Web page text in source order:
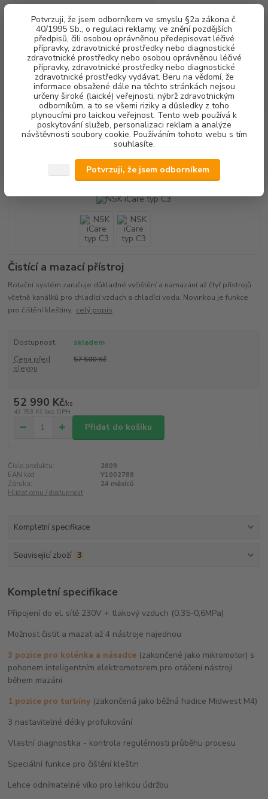
Potvrzuji, že jsem odborníkem ve smyslu §2a zákona č.
40/1995 Sb., o regulaci reklamy, ve znění pozdějších
předpisů, čili osobou oprávněnou předepisovat léčivé
přípravky, zdravotnické prostředky nebo diagnostické
zdravotnické prostředky nebo osobou oprávněnou léčivé
přípravky, zdravotnické prostředky nebo diagnostické
zdravotnické prostředky vydávat. Beru na vědomí, že
informace obsažené dále na těchto stránkách nejsou
určeny široké (laické) veřejnosti, nýbrž zdravotnickým
odborníkům, a to se všemi riziky a důsledky z toho
plynoucími pro laickou veřejnost. Tento web používá k
poskytování služeb, personalizaci reklam a analýze
návštěvnosti soubory cookie. Používáním tohoto webu s tím
souhlasíte.
Potvrzuji, že jsem odborníkem
Menu
CZK
Hledat
(Po-Pá, 8-16 hod.)
za0,00 Kč
PŘÍSTROJOVÉ VYBAVENÍ NSK iCare typ C3
NSK iCare typ C3
Čistící a mazací přístroj
Rotační systém zaručuje důkladné vyčištění a namazání až čtyř přístrojů
včetně kanálků pro chladící vzduch a chladící vodu. Novinkou je funkce
pro čištění kleštiny. celý popis
Dostupnost
skladem
Cena před
slevou
57 500 Kč
52 990 Kč/ks
43 793 Kč bez DPH
Přidat do košíku
Číslo produktu:
2609
EAN kód:
Y1002788
Záruka:
24 měsíců
Hlídat cenu / dostupnost
Kompletní specifikace
Související zboží 3
Kompletní specifikace
Připojení do el. sítě 230V + tlakový vzduch (0,35-0,6MPa)
Možnost čistit a mazat až 4 nástroje najednou
3 pozice pro kolénka a násadce (zakončené jako mikromotor) s
pohonem inteligentním elektromotorem pro otáčení nástroji
během mazání
1 pozice pro turbíny (zakončená jako běžná hadice Midwest M4)
3 nastavitelné délky profukování
Vlastní diagnostika - kontrola regulérnosti průběhu procesu
Speciální funkce pro čištění kleštin
Lehce odnímatelné víko pro lehkou údržbu